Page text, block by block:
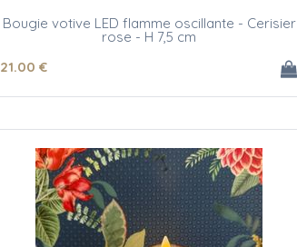
Bougie votive LED flamme oscillante - Cerisier
rose - H 7,5 cm
21.00 €